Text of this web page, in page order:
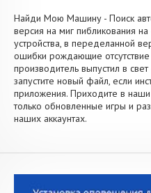
Найди Мою Машину - Поиск
версия на миг пибликования
устройства, в переделанной
ошибки рождающие
производитель выпустил в
запустите новый файл, если
приложения. Приходите в наши
только обновленные игры и
наших аккаунтах.